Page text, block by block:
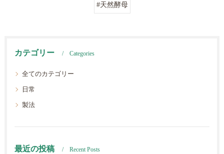
#天然酵母
カテゴリー Categories
全てのカテゴリー
日常
製法
最近の投稿 Recent Posts